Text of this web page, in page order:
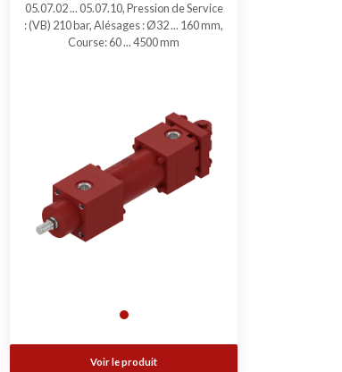
05.07.02 ... 05.07.10, Pression de Service
: (VB) 210 bar, Alésages : Ø32 ... 160 mm,
Course: 60 ... 4500 mm
Voir le produit